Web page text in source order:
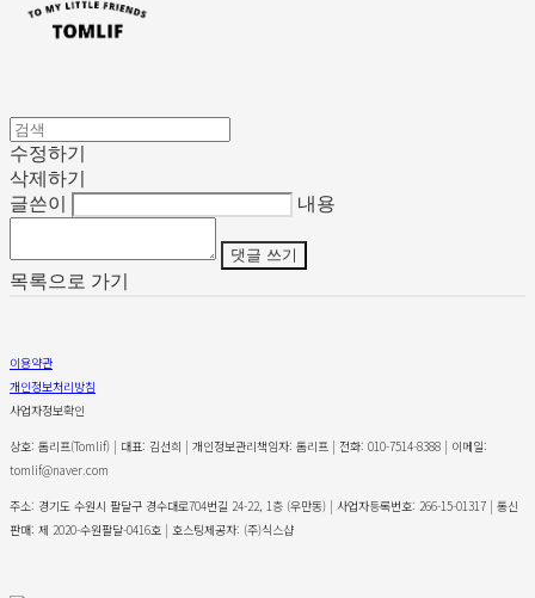
수정하기
삭제하기
글쓴이
내용
댓글 쓰기
목록으로 가기
이용약관
개인정보처리방침
사업자정보확인
상호: 톰리프(Tomlif) | 대표: 김선희 | 개인정보관리책임자: 톰리프 | 전화: 010-7514-8388 | 이메일:
tomlif@naver.com
주소: 경기도 수원시 팔달구 경수대로704번길 24-22, 1층 (우만동) | 사업자등록번호: 266-15-01317 | 통신
판매: 제 2020-수원팔달-0416호 | 호스팅제공자: (주)식스샵